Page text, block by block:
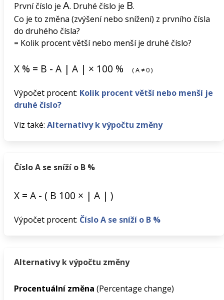
První číslo je A. Druhé číslo je B.
Co je to změna (zvýšení nebo snížení) z prvního čísla
do druhého čísla?
= Kolik procent větší nebo menší je druhé číslo?
X % = B - A | A | × 100 % (A ≠0)
Výpočet procent: Kolik procent větší nebo menší je
druhé číslo?
Viz také: Alternativy k výpočtu změny
Číslo A se sníží o B %
X = A - ( B 100 × | A | )
Výpočet procent: Číslo A se sníží o B %
Alternativy k výpočtu změny
Procentuální změna (Percentage change)